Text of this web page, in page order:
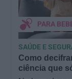
Como
ciência que
PARA
SAÚDE E